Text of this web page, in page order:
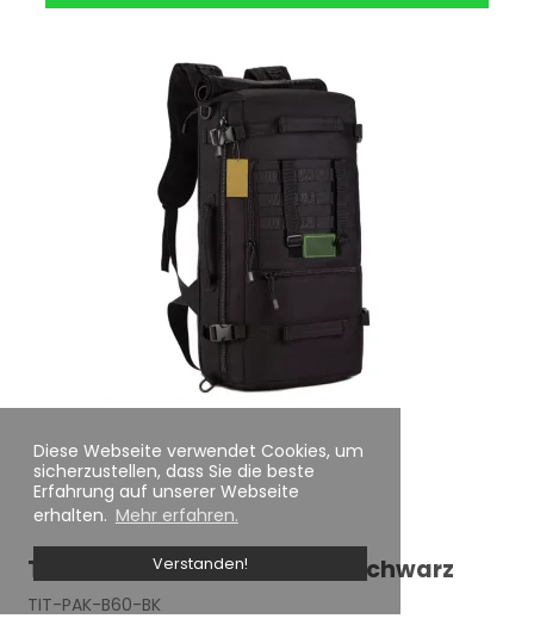
Diese Webseite verwendet Cookies, um
sicherzustellen, dass Sie die beste
Erfahrung auf unserer Webseite
erhalten. Mehr erfahren.
Verstanden!
Ti-Ta Packer B60 rucksack Schwarz
TIT-PAK-B60-BK